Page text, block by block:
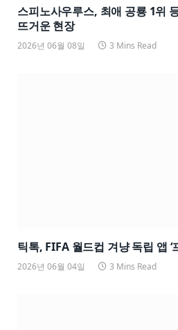
스피노사우루스, 최애 공룡 1위
뜨거운 현장
2026년 06월 08일 3 Mins Read
틱톡, FIFA 월드컵 겨냥 독립 앱 ‘
2026년 06월 04일 3 Mins Read